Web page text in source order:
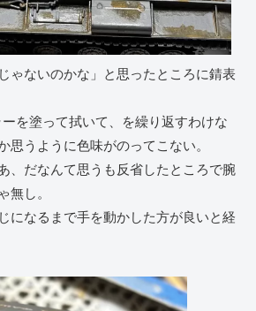
ゃないのかな」と思ったところに錆表
を塗って拭いて、を繰り返すわけな
思うように色味がのってこない。
、だなんて思うも反省したところで腕
無し。
になるまで手を動かした方が良いと経